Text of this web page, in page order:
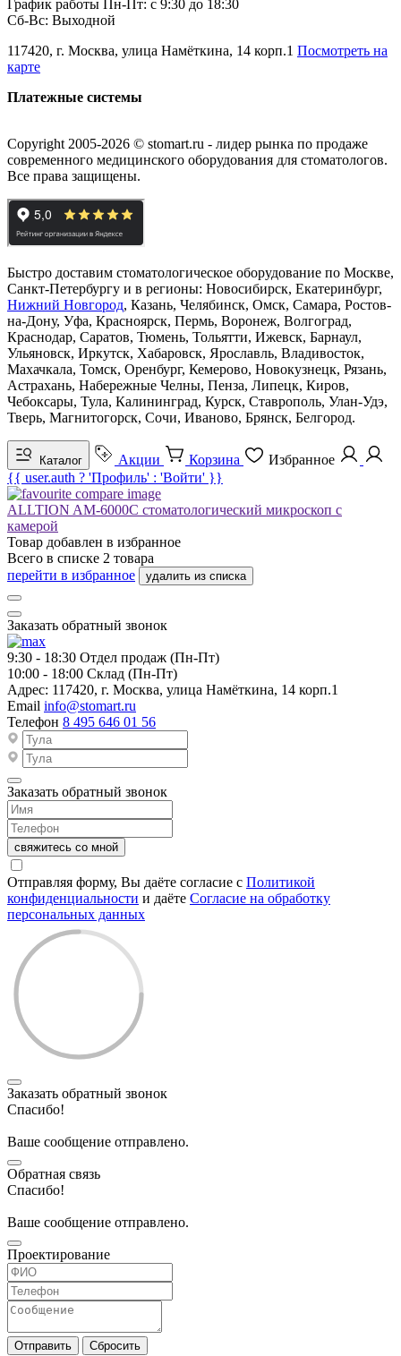
График работы Пн-Пт: с 9:30 до 18:30
Сб-Вс: Выходной
117420, г. Москва, улица Намёткина, 14 корп.1 Посмотреть на
карте
Платежные системы
Copyright 2005-2026 © stomart.ru - лидер рынка по продаже
современного медицинского оборудования для стоматологов.
Все права защищены.
Быстро доставим стоматологическое оборудование по Москве,
Санкт-Петербургу и в регионы: Новосибирск, Екатеринбург,
Нижний Новгород, Казань, Челябинск, Омск, Самара, Ростов-
на-Дону, Уфа, Красноярск, Пермь, Воронеж, Волгоград,
Краснодар, Саратов, Тюмень, Тольятти, Ижевск, Барнаул,
Ульяновск, Иркутск, Хабаровск, Ярославль, Владивосток,
Махачкала, Томск, Оренбург, Кемерово, Новокузнецк, Рязань,
Астрахань, Набережные Челны, Пенза, Липецк, Киров,
Чебоксары, Тула, Калининград, Курск, Ставрополь, Улан-Удэ,
Тверь, Магнитогорск, Сочи, Иваново, Брянск, Белгород.
Каталог Акции Корзина
Избранное
{{ user.auth ? 'Профиль' : 'Войти' }}
ALLTION AM-6000C стоматологический микроскоп с
камерой
Товар добавлен в избранное
Всего в списке 2 товара
перейти в избранное
удалить из списка
Заказать обратный звонок
9:30 - 18:30 Отдел продаж (Пн-Пт)
10:00 - 18:00 Склад (Пн-Пт)
Адрес: 117420, г. Москва, улица Намёткина, 14 корп.1
Email info@stomart.ru
Телефон 8 495 646 01 56
Заказать обратный звонок
свяжитесь со мной
Отправляя форму, Вы даёте согласие с Политикой
конфиденциальности и даёте Согласие на обработку
персональных данных
Заказать обратный звонок
Спасибо!
Ваше сообщение отправлено.
Обратная связь
Спасибо!
Ваше сообщение отправлено.
Проектирование
Отправить Сбросить